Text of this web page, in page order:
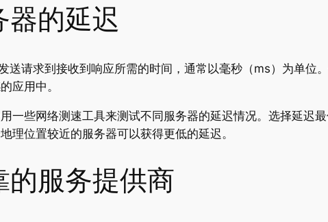
器的延迟
送请求到接收到响应所需的时间，通常以毫秒（ms）为单位
应用中。
一些网络测速工具来测试不同服务器的延迟情况。选择延迟
理位置较近的服务器可以获得更低的延迟。
的服务提供商